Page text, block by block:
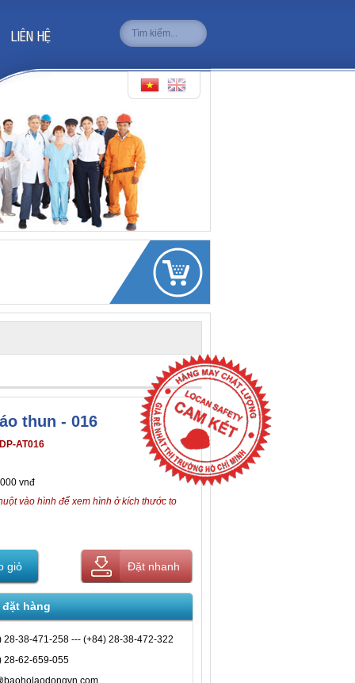
LIÊN HỆ
thun - 016
AT016
vnđ
vào hình để xem hình ở kích thước to
giỏ Đặt nhanh
hàng
28-38-471-258 --- (+84) 28-38-472-322
28-62-659-055